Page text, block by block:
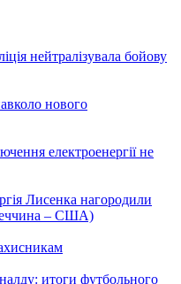
нейтралізувала бойову
нового
електроенергії не
Лисенка нагородили
– США)
итоги футбольного